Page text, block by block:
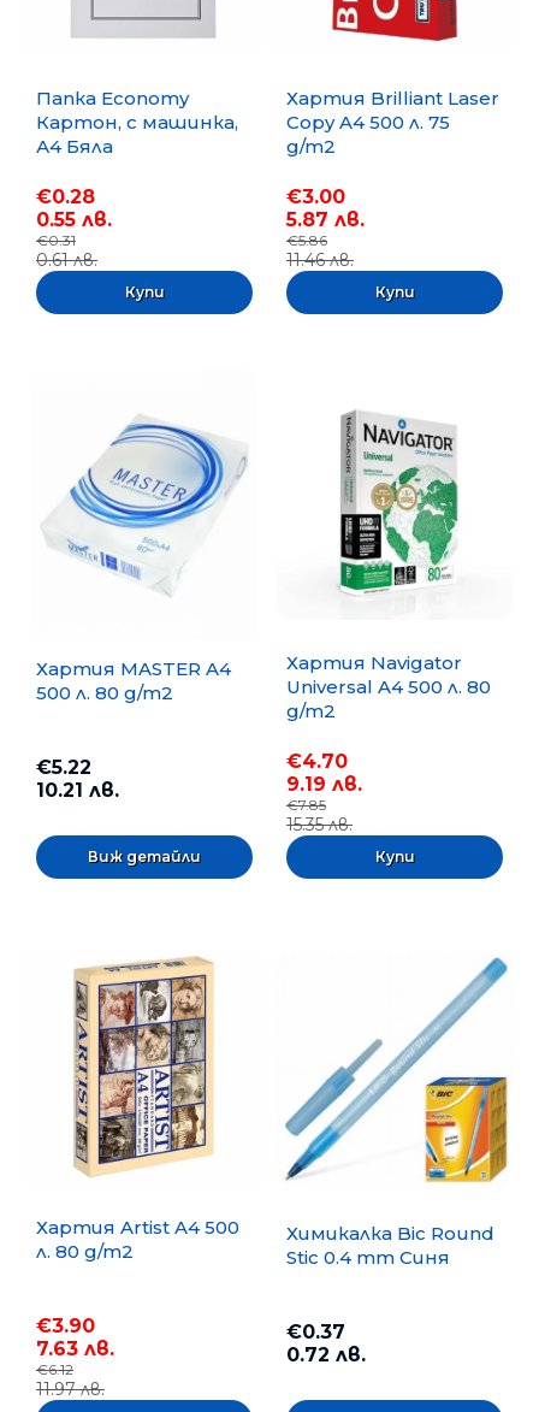
Папка Economy
Картон, с машинка,
А4 Бяла
€0.28
0.55 лв.
€0.31
0.61 лв.
Хартия Brilliant Laser
Copy A4 500 л. 75
g/m2
€3.00
5.87 лв.
€5.86
11.46 лв.
Хартия MASTER A4
500 л. 80 g/m2
€5.22
10.21 лв.
Виж детайли
Хартия Navigator
Universal A4 500 л. 80
g/m2
€4.70
9.19 лв.
€7.85
15.35 лв.
Хартия Artist A4 500
л. 80 g/m2
€3.90
7.63 лв.
€6.12
11.97 лв.
Химикалка Bic Round
Stic 0.4 mm Синя
€0.37
0.72 лв.